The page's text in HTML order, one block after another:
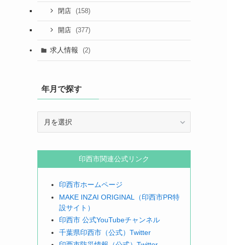
閉店 (158)
開店 (377)
求人情報 (2)
年月で探す
探
印西市関連公式リンク
印西市ホームページ
MAKE INZAI ORIGINAL（印西市PR特
設サイト）
印西市 公式YouTubeチャンネル
千葉県印西市（公式）Twitter